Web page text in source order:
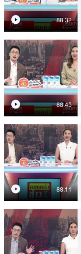
88.32
88.45
88.11